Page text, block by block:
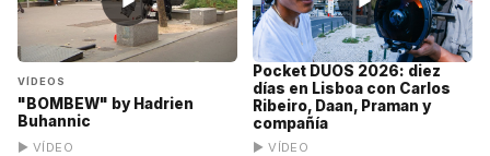
VÍDEOS
"BOMBEW" by Hadrien
Buhannic
▶ VÍDEO
Pocket DUOS 2026: diez
días en Lisboa con Carlos
Ribeiro, Daan, Praman y
compañía
▶ VÍDEO